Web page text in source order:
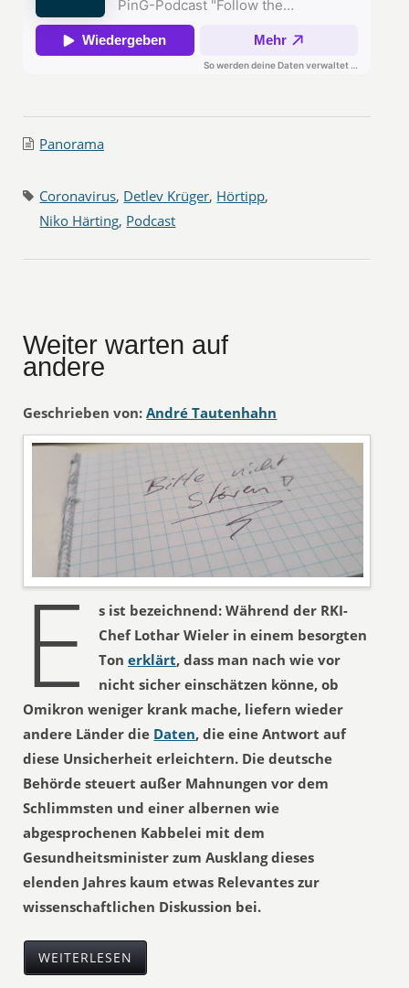
Panorama
Coronavirus, Detlev Krüger, Hörtipp,
Niko Härting, Podcast
Weiter warten auf
andere
Geschrieben von: André Tautenhahn
E
s ist bezeichnend: Während der RKI-
Chef Lothar Wieler in einem besorgten
Tonerklärt, dass man nach wie vor
nicht sicher einschätzen könne, ob
Omikron weniger krank mache, liefern wieder
andere Länder die Daten, die eine Antwort auf
diese Unsicherheit erleichtern. Die deutsche
Behörde steuert außer Mahnungen vor dem
Schlimmsten und einer albernen wie
abgesprochenen Kabbelei mit dem
Gesundheitsminister zum Ausklang dieses
elenden Jahres kaum etwas Relevantes zur
wissenschaftlichen Diskussion bei.
WEITERLESEN